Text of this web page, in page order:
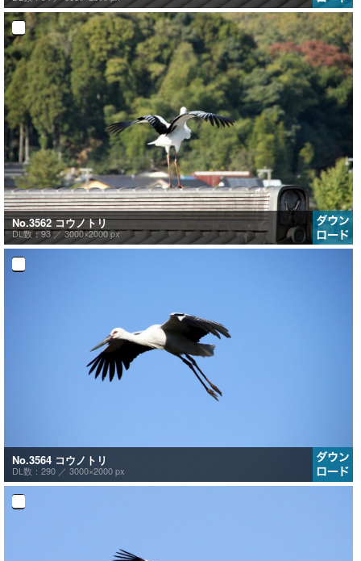
No.3562 コウノトリ
DL数：93 ／3000×2000 px
No.3564 コウノトリ
DL数：290 ／ 3000×2000 px